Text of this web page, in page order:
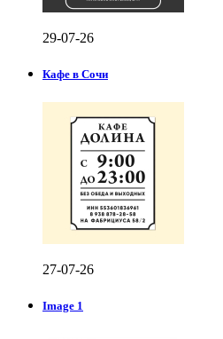
29-07-26
Кафе в Сочи
27-07-26
Image 1